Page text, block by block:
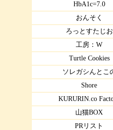
HbA1c=7.0
おんそく
ろっとすたじお
工房：W
Turtle Cookies
ソレガシんとこ
Shore
KURURIN.co
山猫BOX
PRリスト